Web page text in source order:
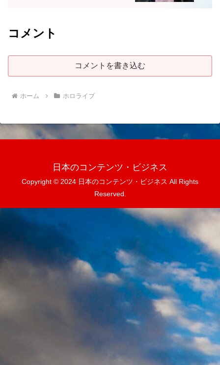
コメント
コメントを書き込む
ホーム ホロライブ
日本のコンテンツ・ビジネス
Copyright © 2024 日本のコンテンツ・ビジネス All Rights
Reserved.